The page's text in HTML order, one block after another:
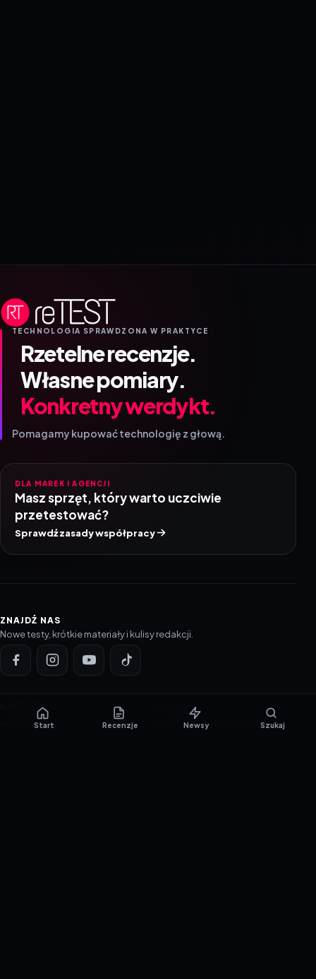
TECHNOLOGIA SPRAWDZONA W PRAKTYCE
Rzetelne recenzje.
Własne pomiary.
Konkretny werdykt.
Pomagamy kupować technologię z głową.
DLA MAREK I AGENCJI
Masz sprzęt, który warto uczciwie
przetestować?
Sprawdź zasady współpracy
ZNAJDŹ NAS
Nowe testy, krótkie materiały i kulisy redakcji.
KATEGORIE
NOWINKI
PORTAL
Informacje o ciasteczkach
Start Recenzje Newsy Szukaj